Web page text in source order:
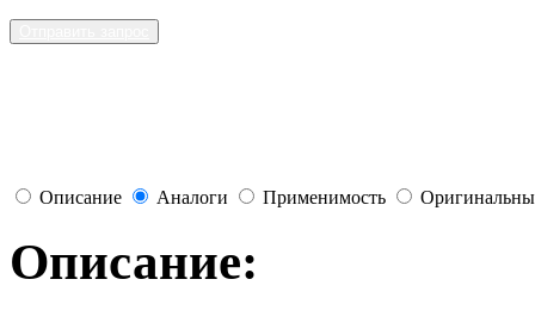
Описание Аналоги Применимость
Описание: